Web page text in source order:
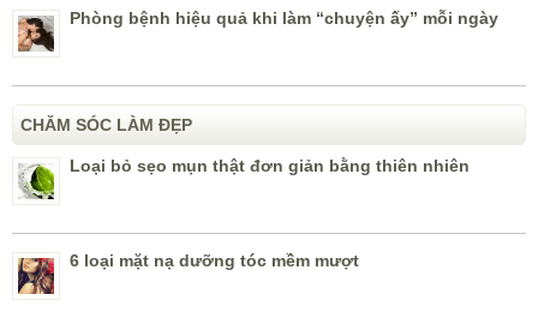
Phòng bệnh hiệu quả khi làm “chuyện ấy” mỗi ngày
CHĂM SÓC LÀM ĐẸP
Loại bỏ sẹo mụn thật đơn giản bằng thiên nhiên
6 loại mặt nạ dưỡng tóc mềm mượt